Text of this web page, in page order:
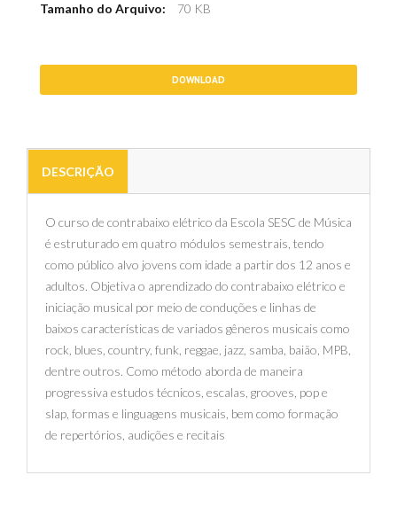
Tamanho do Arquivo: 70 KB
DOWNLOAD
DESCRIÇÃO
O curso de contrabaixo elétrico da Escola SESC de Música
é estruturado em quatro módulos semestrais, tendo
como público alvo jovens com idade a partir dos 12 anos e
adultos. Objetiva o aprendizado do contrabaixo elétrico e
iniciação musical por meio de conduções e linhas de
baixos características de variados gêneros musicais como
rock, blues, country, funk, reggae, jazz, samba, baião, MPB,
dentre outros. Como método aborda de maneira
progressiva estudos técnicos, escalas, grooves, pop e
slap, formas e linguagens musicais, bem como formação
de repertórios, audições e recitais